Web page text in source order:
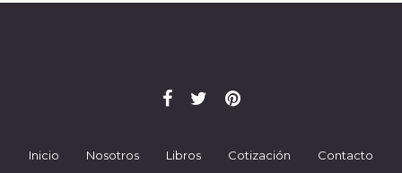
Inicio Nosotros Libros Cotización Contacto